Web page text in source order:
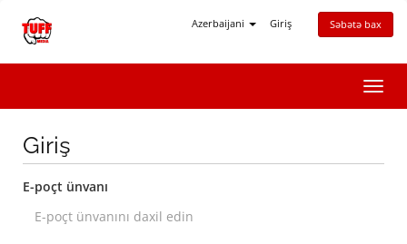
Azerbaijani Giriş Səbətə bax
keçid
Giriş
E-poçt ünvanı